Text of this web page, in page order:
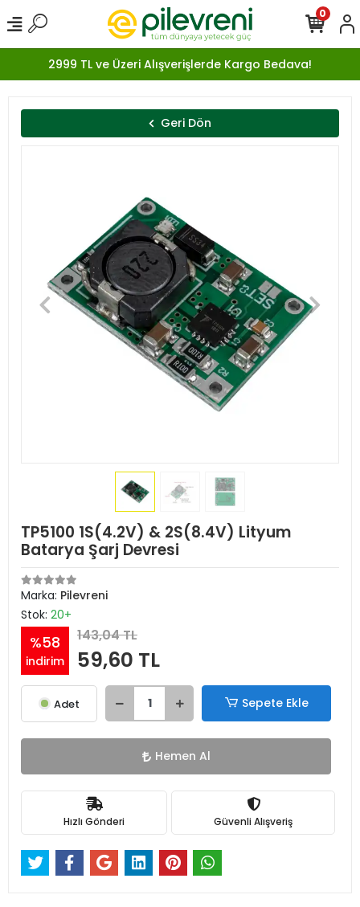
2999 TL ve Üzeri Alışverişlerde Kargo Bedava!
0
Geri Dön
TP5100 1S(4.2V) & 2S(8.4V) Lityum
Batarya Şarj Devresi
Marka: Pilevreni
Stok: 20+
%58
indirim
143,04 TL
59,60 TL
Adet Sepete Ekle
Hemen Al
Hızlı Gönderi Güvenli Alışveriş